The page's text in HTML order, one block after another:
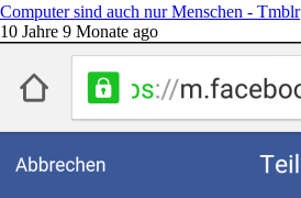
Computer sind auch nur Menschen - Tmblr
10 Jahre 9 Monate ago